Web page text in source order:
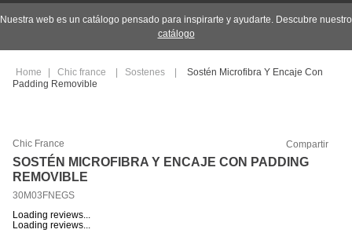
Nuestra web es un catálogo pensado para inspirarte y ayudarte. Descubre nuestro
catálogo
Chic france Sostenes
Sostén Microfibra Y Encaje Con
Padding Removible
Chic France Compartir
SOSTÉN MICROFIBRA Y ENCAJE CON PADDING
REMOVIBLE
30M03FNEGS
Loading reviews...
Loading reviews...